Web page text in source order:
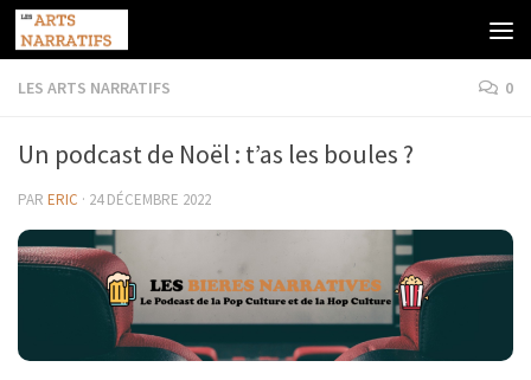
Skip to content
LES ARTS NARRATIFS 0
Un podcast de Noël : t’as les boules ?
PAR ERIC · 24 DÉCEMBRE 2022